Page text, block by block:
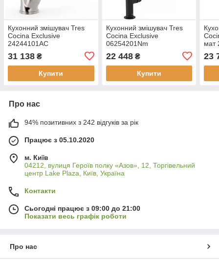
Кухонний змішувач Tres
Cocina Exclusive
24244101AC
31 138 ₴
Купити
Кухонний змішувач Tres
Cocina Exclusive
06254201Nm
22 448₴
Купити
мат
23
Про нас
94% позитивних з 242 відгуків за рік
Працює з 05.10.2020
м. Київ
04212, вулиця Героїв полку «Азов», 12, Торгівельний
центр Lake Plaza, Київ, Україна
Контакти
Сьогодні працює з 09:00 до 21:00
Показати весь графік роботи
Про нас